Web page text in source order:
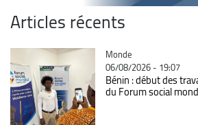
Articles récents
Catégorie
Monde
06/08/2026 - 19:07
Bénin : début des
du Forum social